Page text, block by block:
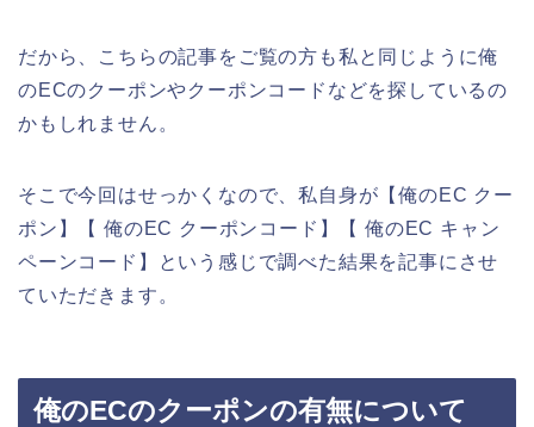
だから、こちらの記事をご覧の方も私と同じように俺
のECのクーポンやクーポンコードなどを探しているの
かもしれません。
そこで今回はせっかくなので、私自身が【俺のEC クー
ポン】【 俺のEC クーポンコード】【 俺のEC キャン
ペーンコード】という感じで調べた結果を記事にさせ
ていただきます。
俺のECのクーポンの有無について